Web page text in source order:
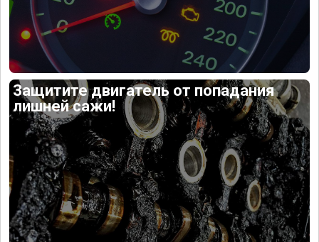
Защитите двигатель от попадания
лишней сажи!